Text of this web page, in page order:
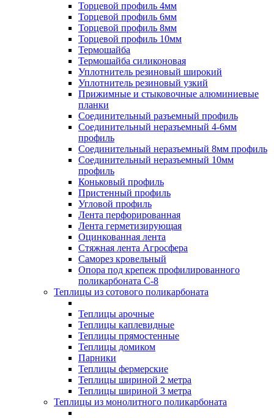
Торцевой профиль 4мм
Торцевой профиль 6мм
Торцевой профиль 8мм
Торцевой профиль 10мм
Термошайба
Термошайба силиконовая
Уплотнитель резиновый широкий
Уплотнитель резиновый узкий
Прижимные и стыковочные алюминиевые
планки
Соединительный разъемный профиль
Соединительный неразъемный 4-6мм
профиль
Соединительный неразъемный 8мм профиль
Соединительный неразъемный 10мм
профиль
Коньковый профиль
Пристенный профиль
Угловой профиль
Лента перфорированная
Лента герметизирующая
Оцинкованная лента
Стяжная лента Агросфера
Саморез кровельный
Опора под крепеж профилированного
поликарбоната С-8
Теплицы из сотового поликарбоната
Теплицы арочные
Теплицы каплевидные
Теплицы прямостенные
Теплицы домиком
Парники
Теплицы фермерские
Теплицы шириной 2 метра
Теплицы шириной 3 метра
Теплицы из монолитного поликарбоната